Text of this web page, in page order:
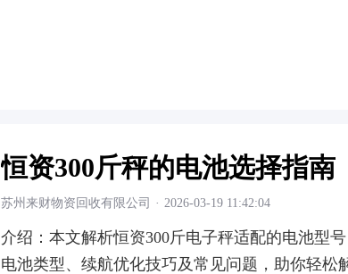
恒资300斤秤的电池选择指南
苏州来财物资回收有限公司 · 2026-03-19 11:42:04
介绍： 本文解析恒资300斤电子秤适配的电池型
电池类型、续航优化技巧及常见问题，助你轻松